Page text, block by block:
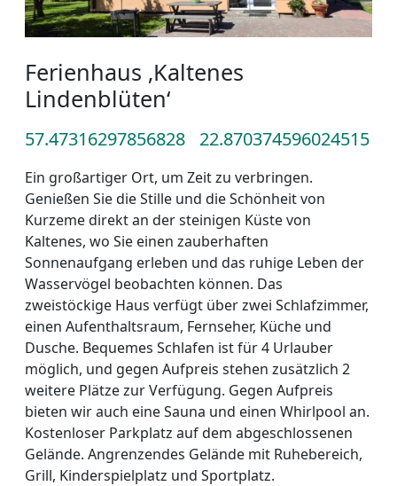
Ferienhaus ‚Kaltenes
Lindenblüten‘
57.47316297856828 22.870374596024515
Ein großartiger Ort, um Zeit zu verbringen.
Genießen Sie die Stille und die Schönheit von
Kurzeme direkt an der steinigen Küste von
Kaltenes, wo Sie einen zauberhaften
Sonnenaufgang erleben und das ruhige Leben der
Wasservögel beobachten können. Das
zweistöckige Haus verfügt über zwei Schlafzimmer,
einen Aufenthaltsraum, Fernseher, Küche und
Dusche. Bequemes Schlafen ist für 4 Urlauber
möglich, und gegen Aufpreis stehen zusätzlich 2
weitere Plätze zur Verfügung. Gegen Aufpreis
bieten wir auch eine Sauna und einen Whirlpool an.
Kostenloser Parkplatz auf dem abgeschlossenen
Gelände. Angrenzendes Gelände mit Ruhebereich,
Grill, Kinderspielplatz und Sportplatz.